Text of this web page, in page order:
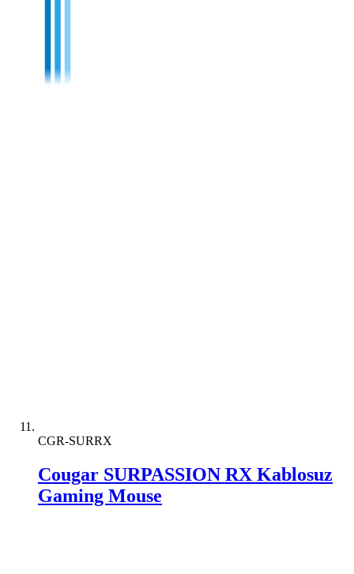
CGR-SURRX
Cougar SURPASSION RX Kablosuz
Gaming Mouse